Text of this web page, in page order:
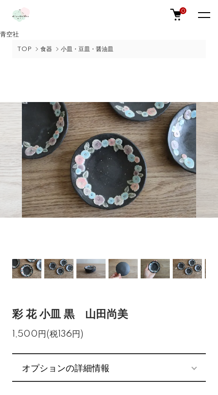
青空社
0
TOP 食器 小皿・豆皿・醤油皿
彩 花 小皿 黒 山田尚美
1,500円(税136円)
オプションの詳細情報